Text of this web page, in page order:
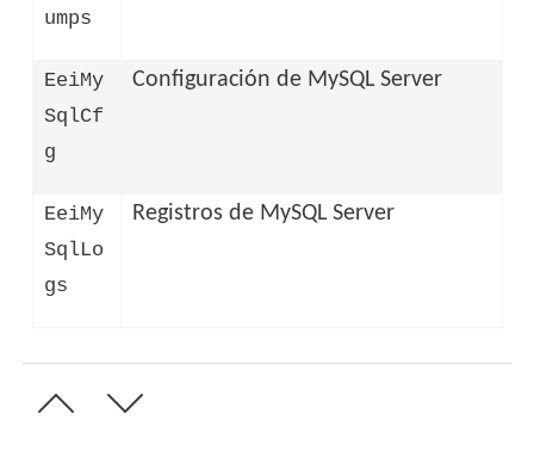
umps
EeiMy
SqlCf
g
Configuración de MySQL Server
EeiMy
SqlLo
gs
Registros de MySQL Server